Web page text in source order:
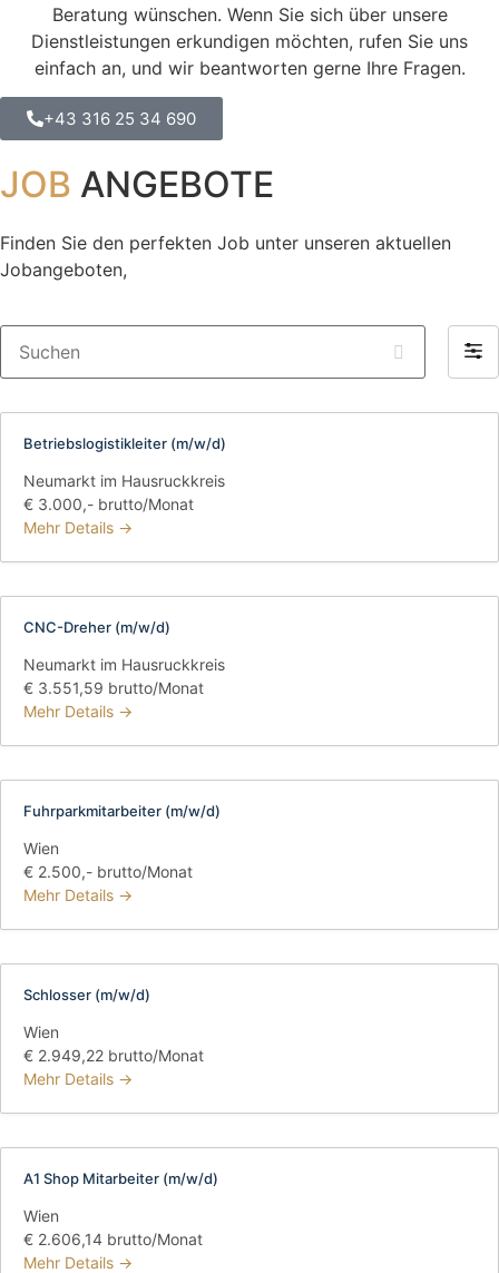
Beratung wünschen. Wenn Sie sich über unsere
Dienstleistungen erkundigen möchten, rufen Sie uns
einfach an, und wir beantworten gerne Ihre Fragen.
+43 316 25 34 690
JOB ANGEBOTE
Finden Sie den perfekten Job unter unseren aktuellen
Jobangeboten,
Suchen
by
Betriebslogistikleiter (m/w/d)
Neumarkt im Hausruckkreis
€ 3.000,- brutto/Monat
Mehr Details
CNC-Dreher (m/w/d)
Neumarkt im Hausruckkreis
€ 3.551,59 brutto/Monat
Mehr Details
Fuhrparkmitarbeiter (m/w/d)
Wien
€ 2.500,- brutto/Monat
Mehr Details
Schlosser (m/w/d)
Wien
€ 2.949,22 brutto/Monat
Mehr Details
A1 Shop Mitarbeiter (m/w/d)
Wien
€ 2.606,14 brutto/Monat
Mehr Details